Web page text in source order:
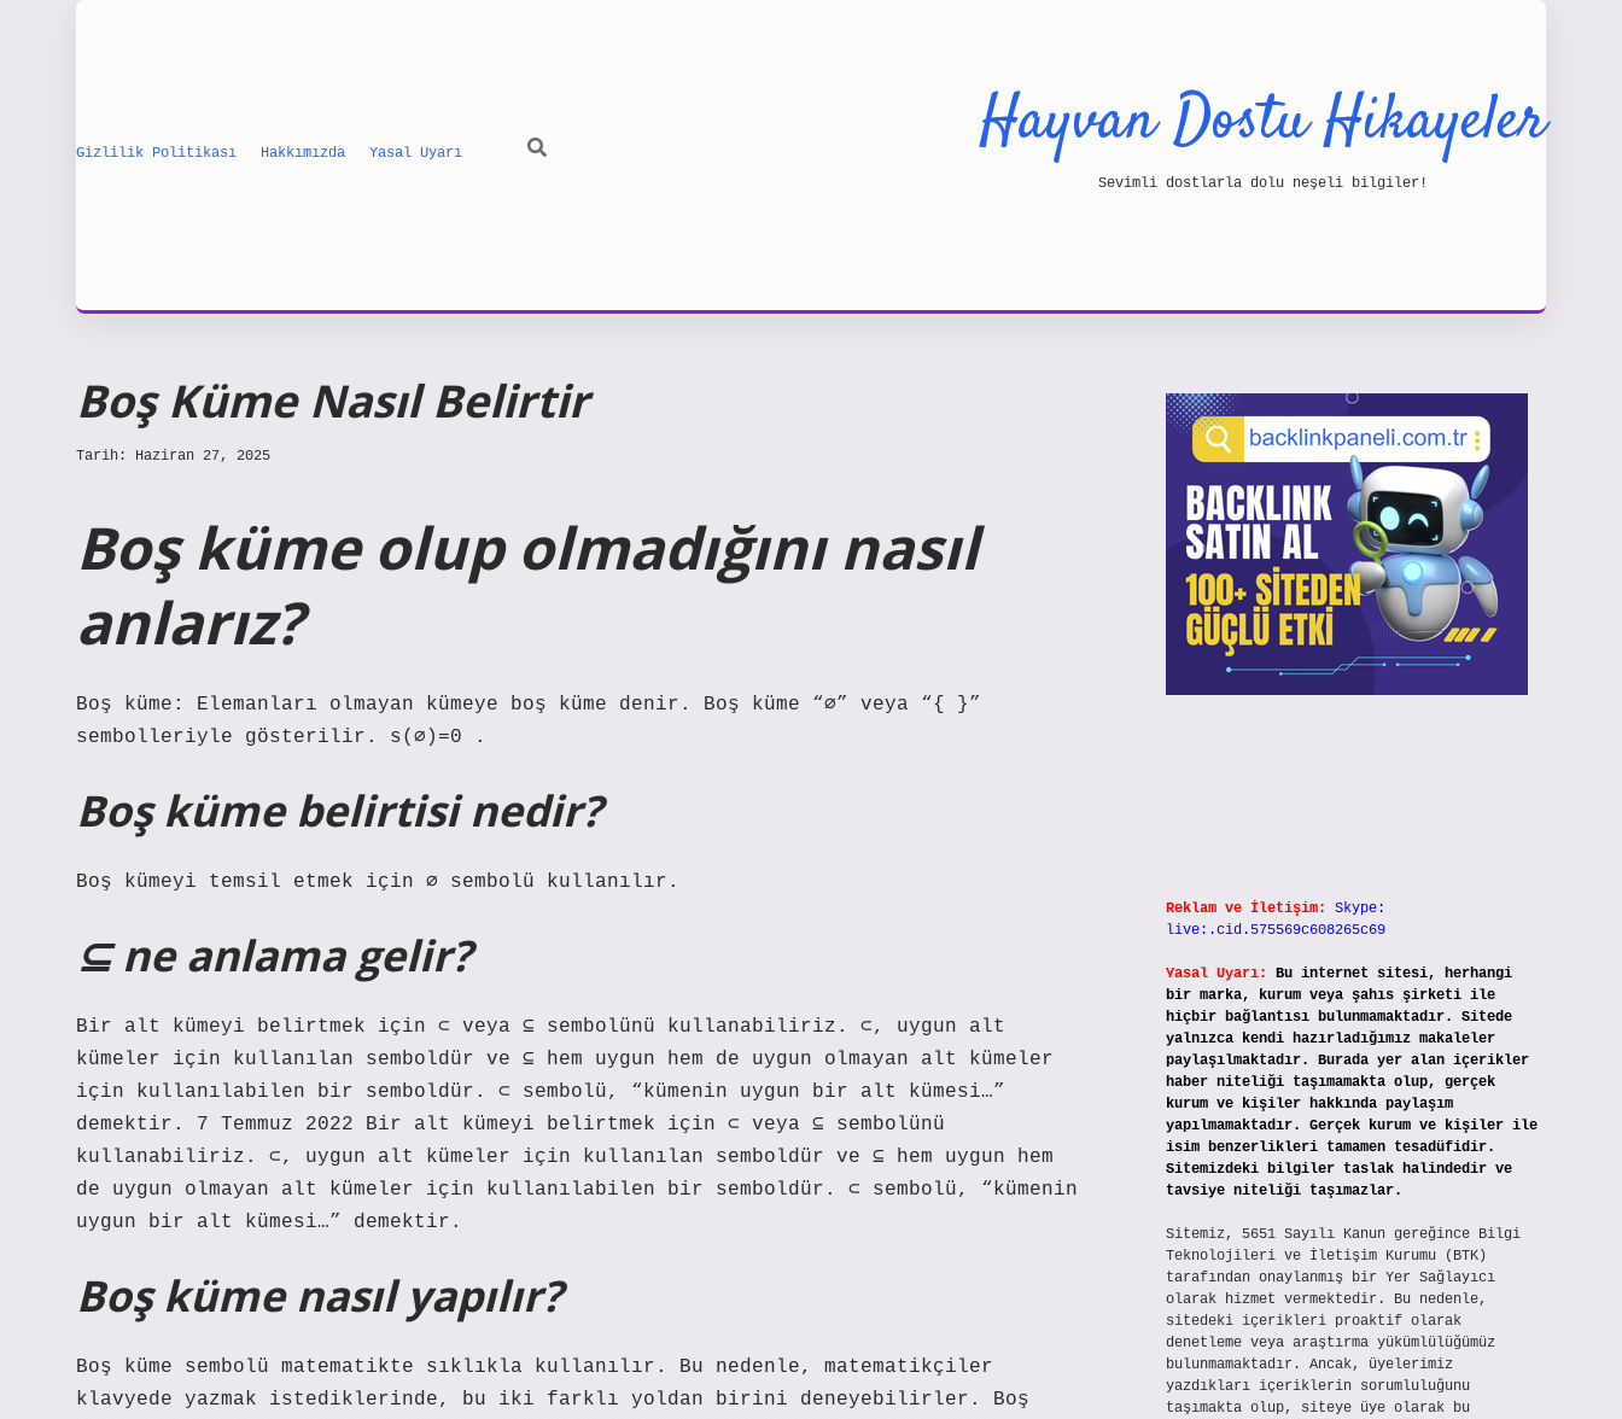
Gizlilik Politikası Hakkımızda Yasal Uyarı Hayvan Dostu Hikayeler
Sevimli dostlarla dolu neşeli bilgiler!
Boş Küme Nasıl Belirtir
Tarih: Haziran 27, 2025
Boş küme olup olmadığını nasıl
anlarız?
Boş küme: Elemanları olmayan kümeye boş küme denir. Boş küme “∅” veya “{ }”
sembolleriyle gösterilir. s(∅)=0 .
Boş küme belirtisi nedir?
Boş kümeyi temsil etmek için ∅ sembolü kullanılır.
⊆ ne anlama gelir?
Bir alt kümeyi belirtmek için ⊂ veya ⊆ sembolünü kullanabiliriz. ⊂, uygun alt
kümeler için kullanılan semboldür ve ⊆ hem uygun hem de uygun olmayan alt kümeler
için kullanılabilen bir semboldür. ⊂ sembolü, “kümenin uygun bir alt kümesi…”
demektir. 7 Temmuz 2022 Bir alt kümeyi belirtmek için ⊂ veya ⊆ sembolünü
kullanabiliriz. ⊂, uygun alt kümeler için kullanılan semboldür ve ⊆ hem uygun hem
de uygun olmayan alt kümeler için kullanılabilen bir semboldür. ⊂ sembolü, “kümenin
uygun bir alt kümesi…” demektir.
Boş küme nasıl yapılır?
Boş küme sembolü matematikte sıklıkla kullanılır. Bu nedenle, matematikçiler
klavyede yazmak istediklerinde, bu iki farklı yoldan birini deneyebilirler. Boş
Reklam ve İletişim:
Skype:
live:.cid.575569c608265c69
Yasal Uyarı:
Bu internet sitesi, herhangi
bir marka, kurum veya şahıs şirketi ile
hiçbir bağlantısı bulunmamaktadır. Sitede
yalnızca kendi hazırladığımız makaleler
paylaşılmaktadır. Burada yer alan içerikler
haber niteliği taşımamakta olup, gerçek
kurum ve kişiler hakkında paylaşım
yapılmamaktadır. Gerçek kurum ve kişiler ile
isim benzerlikleri tamamen tesadüfidir.
Sitemizdeki bilgiler taslak halindedir ve
tavsiye niteliği taşımazlar.
Sitemiz, 5651 Sayılı Kanun gereğince Bilgi
Teknolojileri ve İletişim Kurumu (BTK)
tarafından onaylanmış bir Yer Sağlayıcı
olarak hizmet vermektedir. Bu nedenle,
sitedeki içerikleri proaktif olarak
denetleme veya araştırma yükümlülüğümüz
bulunmamaktadır. Ancak, üyelerimiz
yazdıkları içeriklerin sorumluluğunu
taşımakta olup, siteye üye olarak bu